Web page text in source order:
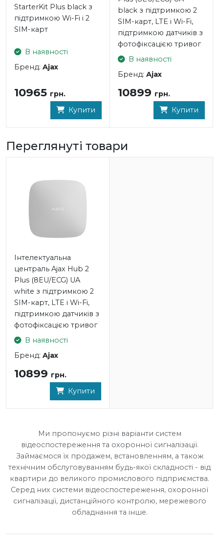
застосунку для Android/iOS Ajax Security System.
Підключення датчиків в 1 клік за допомогою QR-кодів.
Встановлення на смарт-кріплення за кілька хвилин.
StarterKit Plus black з
підтримкою Wi-Fi і 2
SIM-карт
В наявності
Бренд: Ajax
10965 грн.
Купити
black з підтримкою 2
SIM-карт, LTE і Wi-Fi,
підтримкою датчиків з
фотофіксацією тривог
В наявності
Бренд: Ajax
10899 грн.
Купити
Переглянуті товари
Інтелектуальна
централь Ajax Hub 2
Plus (8EU/ECG) UA
white з підтримкою 2
SIM-карт, LTE і Wi-Fi,
підтримкою датчиків з
фотофіксацією тривог
В наявності
Бренд: Ajax
10899 грн.
Купити
Ми пропонуємо різні варіанти систем
відеоспостереження та охоронної сигналізації.
Займаємося їх продажем, встановленням, а також
технічним обслуговуванням будь-якої складності - від
квартири до великого промислового підприємства.
Серед них системи відеоспостереження, охоронної
сигналізації, дистанційного контролю, мережевого
обладнання та інше.